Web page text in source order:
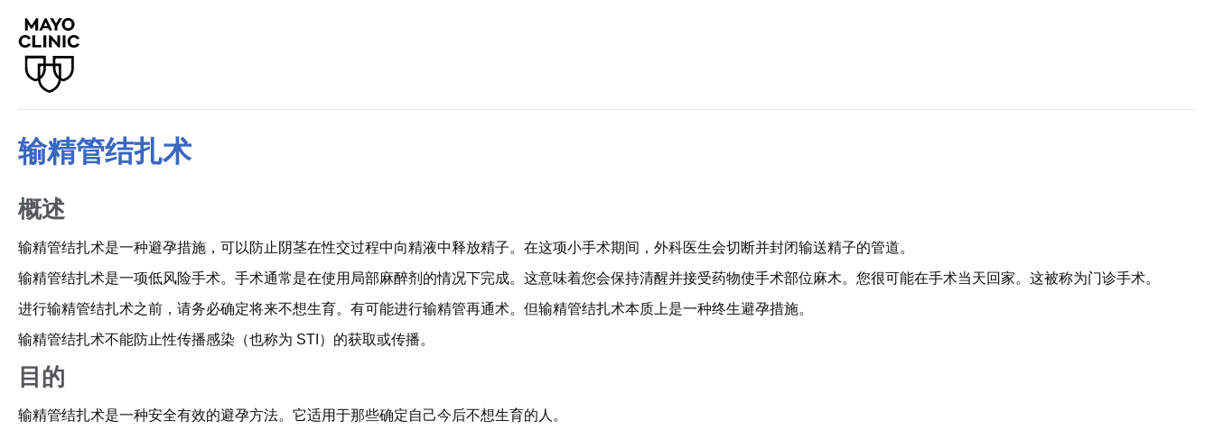
输精管结扎术
概述
输精管结扎术是一种避孕措施，可以防止阴茎在性交过程中向精液中释放精子。在这项小手术期间，外科医生会切断并封闭输送精子的管道。
输精管结扎术是一项低风险手术。手术通常是在使用局部麻醉剂的情况下完成。这意味着您会保持清醒并接受药物使手术部位麻木。您很可能在手术当天回家。这被称为门诊手术。
进行输精管结扎术之前，请务必确定将来不想生育。有可能进行输精管再通术。但输精管结扎术本质上是一种终生避孕措施。
输精管结扎术不能防止性传播感染（也称为 STI）的获取或传播。
目的
输精管结扎术是一种安全有效的避孕方法。它适用于那些确定自己今后不想生育的人。